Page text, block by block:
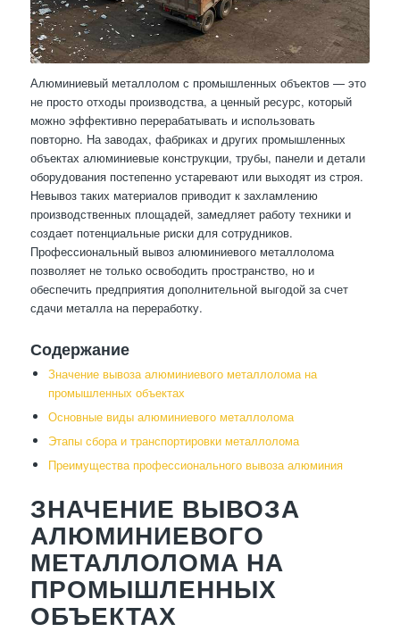
Алюминиевый металлолом с промышленных объектов — это
не просто отходы производства, а ценный ресурс, который
можно эффективно перерабатывать и использовать
повторно. На заводах, фабриках и других промышленных
объектах алюминиевые конструкции, трубы, панели и детали
оборудования постепенно устаревают или выходят из строя.
Невывоз таких материалов приводит к захламлению
производственных площадей, замедляет работу техники и
создает потенциальные риски для сотрудников.
Профессиональный вывоз алюминиевого металлолома
позволяет не только освободить пространство, но и
обеспечить предприятия дополнительной выгодой за счет
сдачи металла на переработку.
Содержание
Значение вывоза алюминиевого металлолома на
промышленных объектах
Основные виды алюминиевого металлолома
Этапы сбора и транспортировки металлолома
Преимущества профессионального вывоза алюминия
ЗНАЧЕНИЕ ВЫВОЗА
АЛЮМИНИЕВОГО
МЕТАЛЛОЛОМА НА
ПРОМЫШЛЕННЫХ
ОБЪЕКТАХ